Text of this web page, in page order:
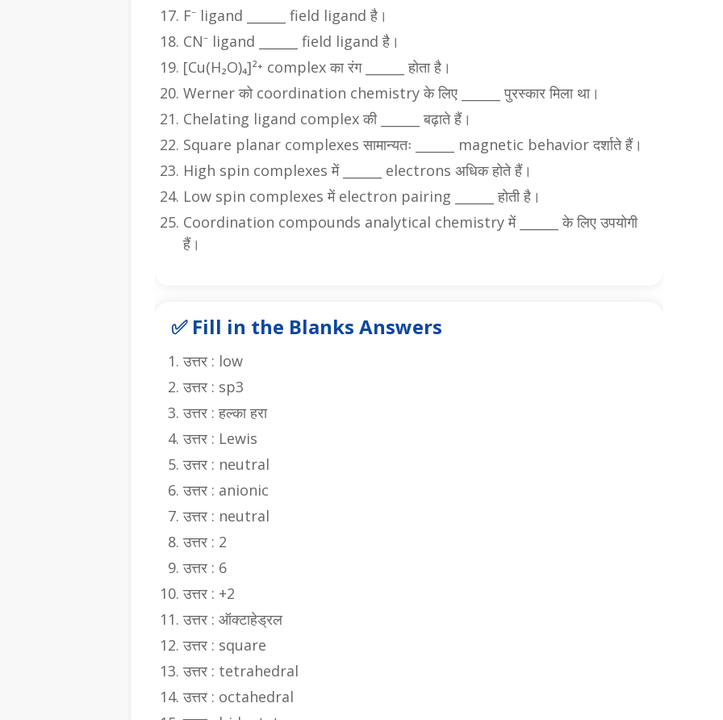
F⁻ ligand ______ field ligand है।
CN⁻ ligand ______ field ligand है।
[Cu(H₂O)₄]²⁺ complex का रंग ______ होता है।
Werner को coordination chemistry के लिए ______ पुरस्कार मिला था।
Chelating ligand complex की ______ बढ़ाते हैं।
Square planar complexes सामान्यतः ______ magnetic behavior दर्शाते हैं।
High spin complexes में ______ electrons अधिक होते हैं।
Low spin complexes में electron pairing ______ होती है।
Coordination compounds analytical chemistry में ______ के लिए उपयोगी
हैं।
✅ Fill in the Blanks Answers
उत्तर : low
उत्तर : sp3
उत्तर : हल्का हरा
उत्तर : Lewis
उत्तर : neutral
उत्तर : anionic
उत्तर : neutral
उत्तर : 2
उत्तर : 6
उत्तर : +2
उत्तर : ऑक्टाहेड्रल
उत्तर : square
उत्तर : tetrahedral
उत्तर : octahedral